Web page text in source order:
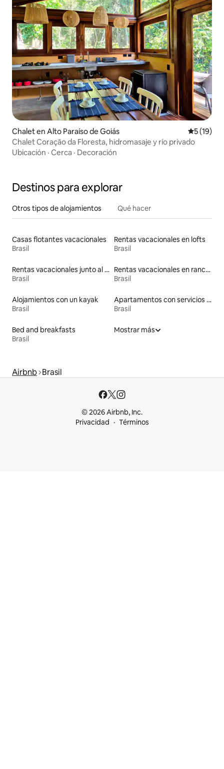
Chalet en Alto Paraíso de Goiás
5 (19)
Chalet Coração da Floresta, hidromasaje y río privado
Ubicación · Cerca · Decoración
Destinos para explorar
Otros tipos de alojamientos Qué hacer
Casas flotantes vacacionales
Brasil
Rentas vacacionales en lofts
Brasil
Rentas vacacionales junto al agua
Brasil
Rentas vacacionales en ranchos
Brasil
Alojamientos con un kayak
Brasil
Apartamentos con servicios incluidos vacacionales
Brasil
Bed and breakfasts
Brasil
Mostrar más
Airbnb Brasil
© 2026 Airbnb, Inc.
Privacidad
Términos